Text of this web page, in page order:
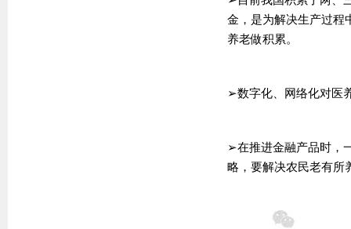
金，是为解决生产过程
养老做积累。
➢数字化、网络化对医
➢在推进金融产品时，
略，要解决农民老有所